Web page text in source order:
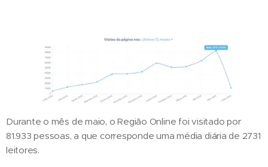
Durante o mês de maio, o Região Online foi visitado por
81.933 pessoas, a que corresponde uma média diária de 2731
leitores.